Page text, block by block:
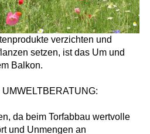
verzichten und
setzen, ist das Um und
Balkon.
da beim Torfabbau wertvolle
und Unmengen an